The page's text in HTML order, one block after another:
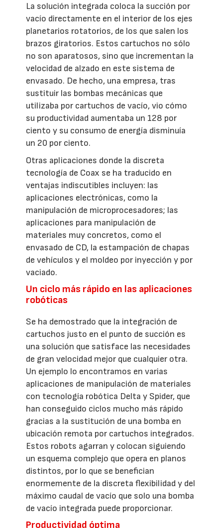
La solución integrada coloca la succión por
vacío directamente en el interior de los ejes
planetarios rotatorios, de los que salen los
brazos giratorios. Estos cartuchos no sólo
no son aparatosos, sino que incrementan la
velocidad de alzado en este sistema de
envasado. De hecho, una empresa, tras
sustituir las bombas mecánicas que
utilizaba por cartuchos de vacío, vio cómo
su productividad aumentaba un 128 por
ciento y su consumo de energía disminuía
un 20 por ciento.
Otras aplicaciones donde la discreta
tecnología de Coax se ha traducido en
ventajas indiscutibles incluyen: las
aplicaciones electrónicas, como la
manipulación de microprocesadores; las
aplicaciones para manipulación de
materiales muy concretos, como el
envasado de CD, la estampación de chapas
de vehículos y el moldeo por inyección y por
vaciado.
Un ciclo más rápido en las aplicaciones
robóticas
Se ha demostrado que la integración de
cartuchos justo en el punto de succión es
una solución que satisface las necesidades
de gran velocidad mejor que cualquier otra.
Un ejemplo lo encontramos en varias
aplicaciones de manipulación de materiales
con tecnología robótica Delta y Spider, que
han conseguido ciclos mucho más rápido
gracias a la sustitución de una bomba en
ubicación remota por cartuchos integrados.
Estos robots agarran y colocan siguiendo
un esquema complejo que opera en planos
distintos, por lo que se benefician
enormemente de la discreta flexibilidad y del
máximo caudal de vacío que solo una bomba
de vacío integrada puede proporcionar.
Productividad óptima